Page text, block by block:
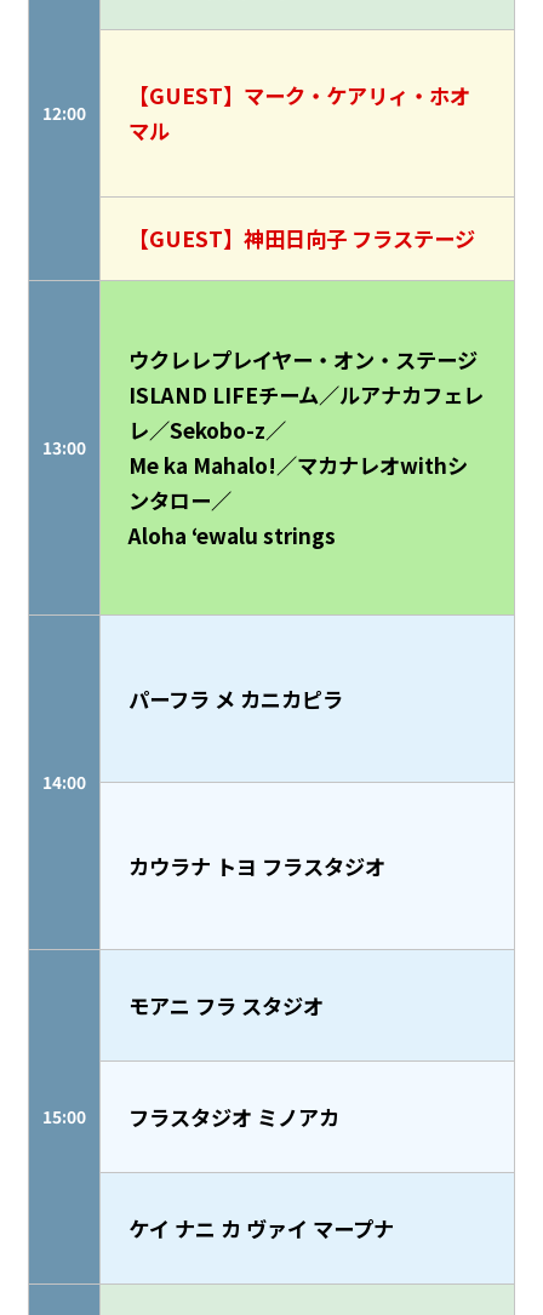
12:00
【GUEST】マーク・ケアリィ・ホオ
マル
【GUEST】神田日向子 フラステージ
13:00
ウクレレプレイヤー・オン・ステージ
ISLAND LIFEチーム／ルアナカフェレ
レ／Sekobo-z／
Me ka Mahalo!／マカナレオwithシ
ンタロー／
Aloha ʻewalu strings
14:00
パーフラ メ カニカピラ
カウラナ トヨ フラスタジオ
15:00
モアニ フラ スタジオ
フラスタジオ ミノアカ
ケイ ナニ カ ヴァイ マープナ